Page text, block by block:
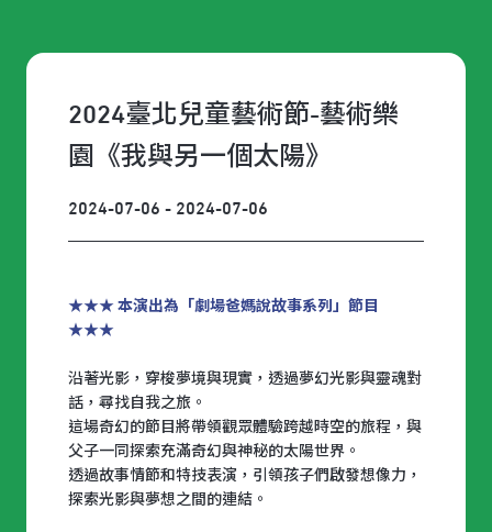
2024臺北兒童藝術節-藝術樂
園《我與另一個太陽》
2024-07-06 - 2024-07-06
★★★ 本演出為「劇場爸媽說故事系列」節目
★★★
沿著光影，穿梭夢境與現實，透過夢幻光影與靈魂對
話，尋找自我之旅。
這場奇幻的節目將帶領觀眾體驗跨越時空的旅程，與
父子一同探索充滿奇幻與神秘的太陽世界。
透過故事情節和特技表演，引領孩子們啟發想像力，
探索光影與夢想之間的連結。